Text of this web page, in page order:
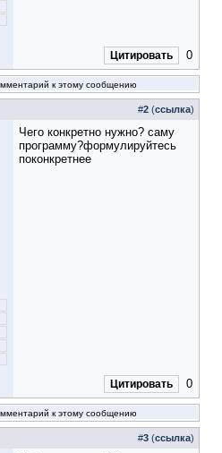
Цитировать 0
к этому сообщению
#2 (ссылка)
Чего конкретно нужно? саму
программу?формулируйтесь
поконкретнее
Цитировать 0
к этому сообщению
#3 (ссылка)